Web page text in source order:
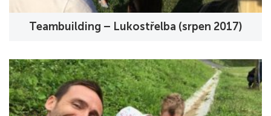
Teambuilding – Lukostřelba (srpen 2017)